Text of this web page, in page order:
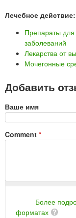
Лечебное действие:
Препараты для
заболеваний
Лекарства от
Мочегонные
Добавить
Ваше имя
Comment *
Более
форматах